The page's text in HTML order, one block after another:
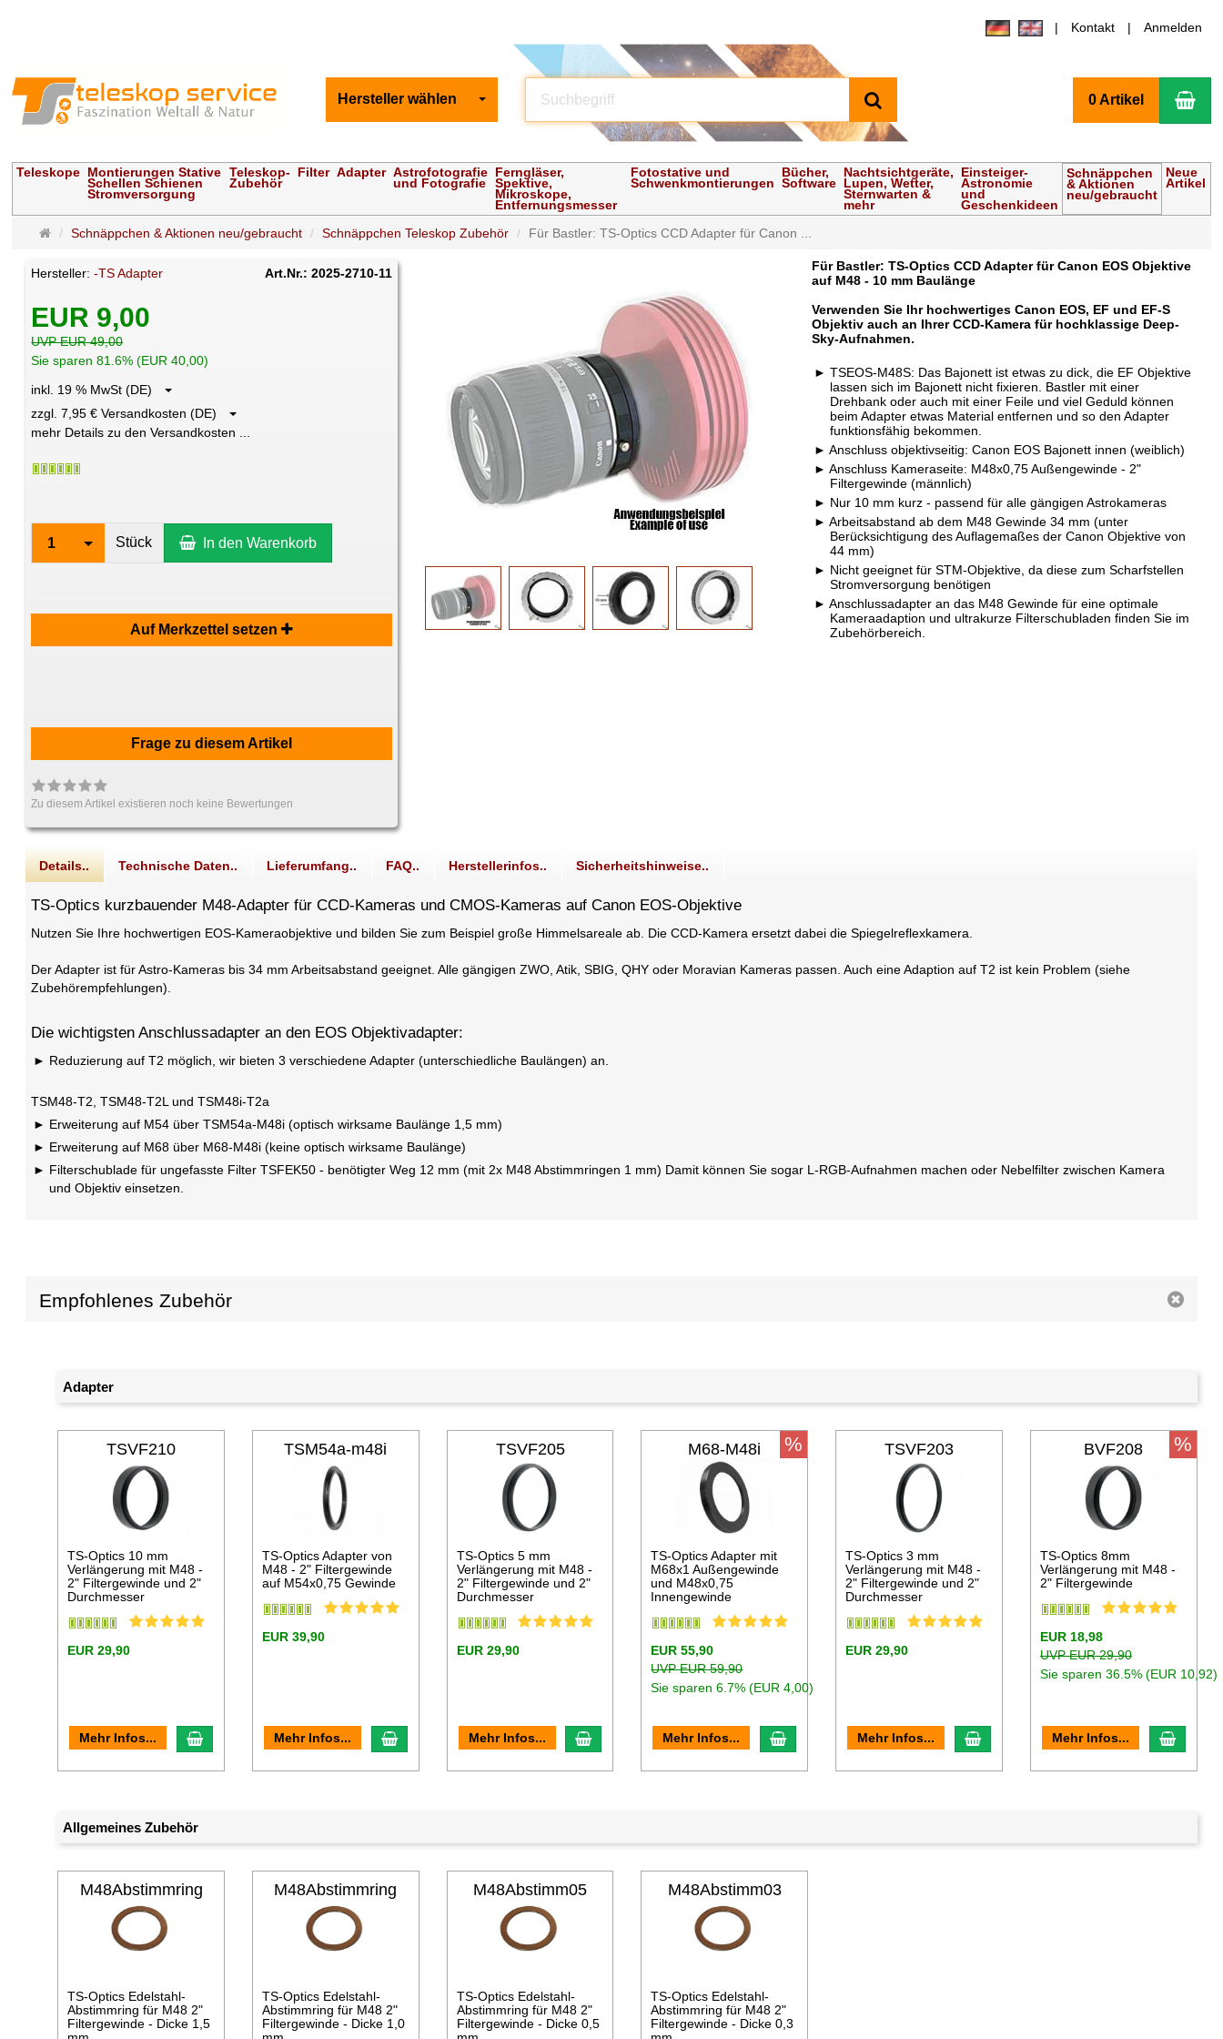
Kontakt Anmelden
Hersteller wählen 0 Artikel
Teleskope Montierungen Stative
Schellen Schienen
Stromversorgung
Teleskop-
Zubehör
Filter Adapter Astrofotografie
und Fotografie
Ferngläser,
Spektive,
Mikroskope,
Entfernungsmesser
Fotostative und
Schwenkmontierungen
Bücher,
Software
Nachtsichtgeräte,
Lupen, Wetter,
Sternwarten &
mehr
Einsteiger-
Astronomie
und
Geschenkideen
Schnäppchen
& Aktionen
neu/gebraucht
Neue
Artikel
Startseite
Schnäppchen & Aktionen neu/gebraucht Schnäppchen Teleskop Zubehör Für Bastler: TS-Optics CCD Adapter für Canon ...
Hersteller:-TS Adapter Art.Nr.: 2025-2710-11
EUR 9,00
UVP EUR 49,00
Sie sparen 81.6% (EUR 40,00)
inkl. 19 % MwSt (DE)
zzgl. 7,95 € Versandkosten (DE)
mehr Details zu den Versandkosten ...
1 Stück In den Warenkorb
Auf Merkzettel setzen
Frage zu diesem Artikel
Zu diesem Artikel existieren noch keine Bewertungen
Für Bastler: TS-Optics CCD Adapter für Canon EOS Objektive
auf M48 - 10 mm Baulänge
Verwenden Sie Ihr hochwertiges Canon EOS, EF und EF-S
Objektiv auch an Ihrer CCD-Kamera für hochklassige Deep-
Sky-Aufnahmen.
TSEOS-M48S: Das Bajonett ist etwas zu dick, die EF Objektive
lassen sich im Bajonett nicht fixieren. Bastler mit einer
Drehbank oder auch mit einer Feile und viel Geduld können
beim Adapter etwas Material entfernen und so den Adapter
funktionsfähig bekommen.
Anschluss objektivseitig: Canon EOS Bajonett innen (weiblich)
Anschluss Kameraseite: M48x0,75 Außengewinde - 2"
Filtergewinde (männlich)
Nur 10 mm kurz - passend für alle gängigen Astrokameras
Arbeitsabstand ab dem M48 Gewinde 34 mm (unter
Berücksichtigung des Auflagemaßes der Canon Objektive von
44 mm)
Nicht geeignet für STM-Objektive, da diese zum Scharfstellen
Stromversorgung benötigen
Anschlussadapter an das M48 Gewinde für eine optimale
Kameraadaption und ultrakurze Filterschubladen finden Sie im
Zubehörbereich.
Details.. Technische Daten.. Lieferumfang.. FAQ.. Herstellerinfos.. Sicherheitshinweise..
TS-Optics kurzbauender M48-Adapter für CCD-Kameras und CMOS-Kameras auf Canon EOS-Objektive
Nutzen Sie Ihre hochwertigen EOS-Kameraobjektive und bilden Sie zum Beispiel große Himmelsareale ab. Die CCD-Kamera ersetzt dabei die Spiegelreflexkamera.
Der Adapter ist für Astro-Kameras bis 34 mm Arbeitsabstand geeignet. Alle gängigen ZWO, Atik, SBIG, QHY oder Moravian Kameras passen. Auch eine Adaption auf T2 ist kein Problem (siehe
Zubehörempfehlungen).
Die wichtigsten Anschlussadapter an den EOS Objektivadapter:
Reduzierung auf T2 möglich, wir bieten 3 verschiedene Adapter (unterschiedliche Baulängen) an.
TSM48-T2, TSM48-T2L und TSM48i-T2a
Erweiterung auf M54 über TSM54a-M48i (optisch wirksame Baulänge 1,5 mm)
Erweiterung auf M68 über M68-M48i (keine optisch wirksame Baulänge)
Filterschublade für ungefasste Filter TSFEK50 - benötigter Weg 12 mm (mit 2x M48 Abstimmringen 1 mm) Damit können Sie sogar L-RGB-Aufnahmen machen oder Nebelfilter zwischen Kamera
und Objektiv einsetzen.
Empfohlenes Zubehör
Adapter
TSVF210
TS-Optics 10 mm
Verlängerung mit M48 -
2" Filtergewinde und 2"
Durchmesser
EUR 29,90
Mehr Infos... In den Warenkorb
TSM54a-m48i
TS-Optics Adapter von
M48 - 2" Filtergewinde
auf M54x0,75 Gewinde
EUR 39,90
Mehr Infos... In den Warenkorb
TSVF205
TS-Optics 5 mm
Verlängerung mit M48 -
2" Filtergewinde und 2"
Durchmesser
EUR 29,90
Mehr Infos... In den Warenkorb
M68-M48i
TS-Optics Adapter mit
M68x1 Außengewinde
und M48x0,75
Innengewinde
EUR 55,90
UVP EUR 59,90
Sie sparen 6.7% (EUR 4,00)
Mehr Infos... In den Warenkorb
% TSVF203
TS-Optics 3 mm
Verlängerung mit M48 -
2" Filtergewinde und 2"
Durchmesser
EUR 29,90
Mehr Infos... In den Warenkorb
BVF208
TS-Optics 8mm
Verlängerung mit M48 -
2" Filtergewinde
EUR 18,98
UVP EUR 29,90
Sie sparen 36.5% (EUR 10,92)
Mehr Infos... In den
%
Allgemeines Zubehör
M48Abstimmring
2
TS-Optics Edelstahl-
Abstimmring für M48 2"
Filtergewinde - Dicke 1,5
M48Abstimmring
1
TS-Optics Edelstahl-
Abstimmring für M48 2"
Filtergewinde - Dicke 1,0
M48Abstimm05
TS-Optics Edelstahl-
Abstimmring für M48 2"
Filtergewinde - Dicke 0,5
M48Abstimm03
TS-Optics Edelstahl-
Abstimmring für M48 2"
Filtergewinde - Dicke 0,3